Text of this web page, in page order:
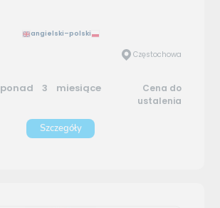
angielski–polski
Częstochowa
ponad 3 miesiące
Cena do
ustalenia
Szczegóły